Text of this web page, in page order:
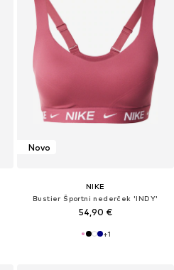
Novo
NIKE
Bustier Športni nederček 'INDY'
54,90 €
+1